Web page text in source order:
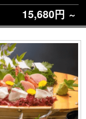
15,680円 ～